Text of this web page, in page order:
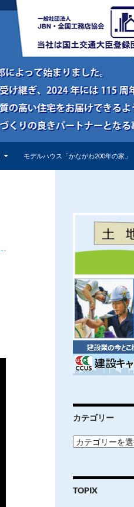
モデルハウス「かながわ200年の家」
カテゴリー
カ
テ
ー
TOPIX